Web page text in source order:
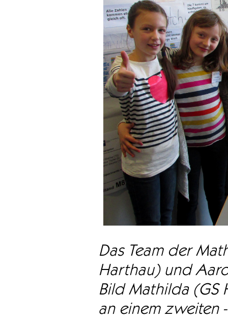
Das Team der
Harthau) und
Bild Mathilda (GS
an einem zweiten